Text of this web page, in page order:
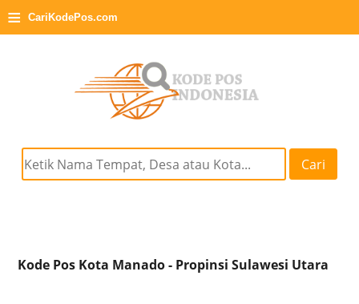
≡ CariKodePos.com
Cari
Kode Pos Kota Manado - Propinsi Sulawesi Utara